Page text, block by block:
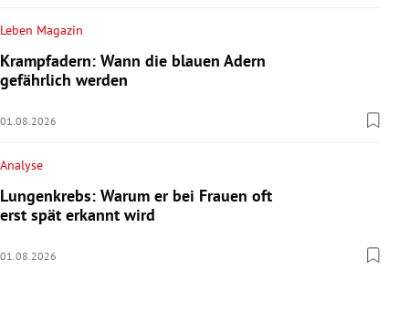
Leben Magazin
Krampfadern: Wann die blauen Adern
gefährlich werden
01.08.2026
Analyse
Lungenkrebs: Warum er bei Frauen oft
erst spät erkannt wird
01.08.2026